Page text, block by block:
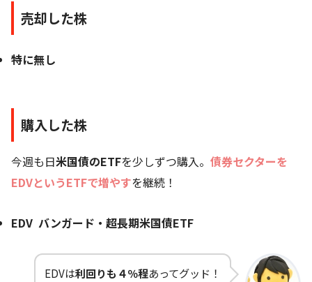
売却した株
特に無し
購入した株
今週も日米国債のETFを少しずつ購入。 債券セクターを
EDVというETFで増やすを継続！
EDV バンガード・超長期米国債ETF
EDVは利回りも４％程あってグッド！